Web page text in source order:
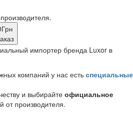
Грн
импортер бренда Luxor в
компаний у нас есть специальные
и выбирайте официальное
от производителя.